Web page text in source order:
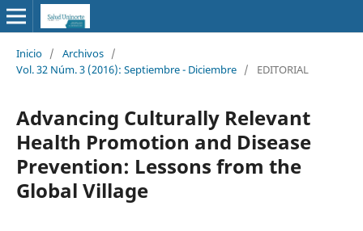
Inicio / Archivos /
Vol. 32 Núm. 3 (2016): Septiembre - Diciembre / EDITORIAL
Advancing Culturally Relevant
Health Promotion and Disease
Prevention: Lessons from the
Global Village